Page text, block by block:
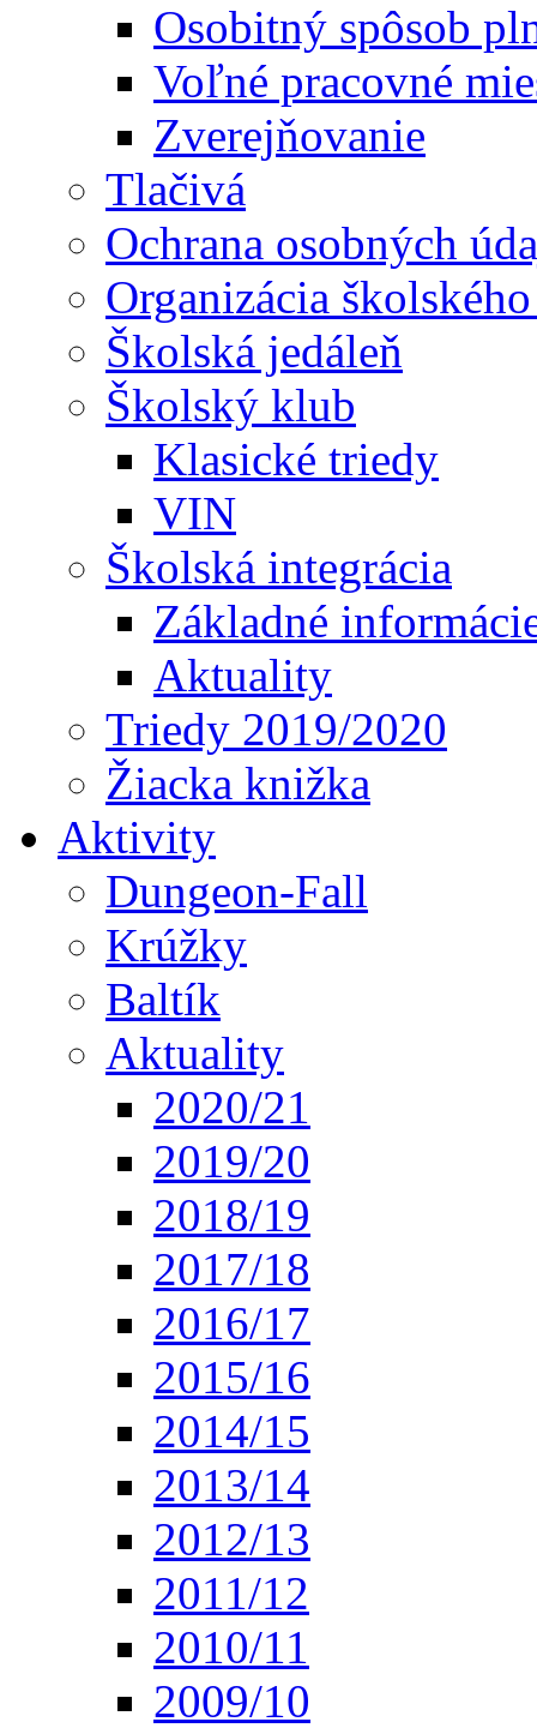
Osobitný spôsob
Voľné pracovné
Zverejňovanie
Tlačivá
Ochrana osobných
Organizácia
Školská jedáleň
Školský klub
Klasické triedy
VIN
Školská integrácia
Základné
Aktuality
Triedy 2019/2020
Žiacka knižka
Aktivity
Dungeon-Fall
Krúžky
Baltík
Aktuality
2020/21
2019/20
2018/19
2017/18
2016/17
2015/16
2014/15
2013/14
2012/13
2011/12
2010/11
2009/10